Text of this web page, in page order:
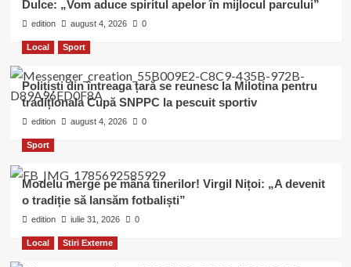
Dulce: „Vom aduce spiritul apelor în mijlocul parcului”
edition august 4, 2026 0
Local Sport
Polițiști din întreaga țară se reunesc la Milotina pentru
tradiționala Cupă SNPPC la pescuit sportiv
edition august 4, 2026 0
Sport
Modelu merge pe mâna tinerilor! Virgil Nițoi: „A devenit
o tradiție să lansăm fotbaliști”
edition iulie 31, 2026 0
Local Stiri Externe